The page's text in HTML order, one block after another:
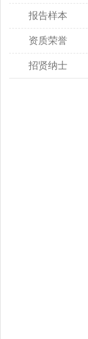
报告样本
资质荣誉
招贤纳士